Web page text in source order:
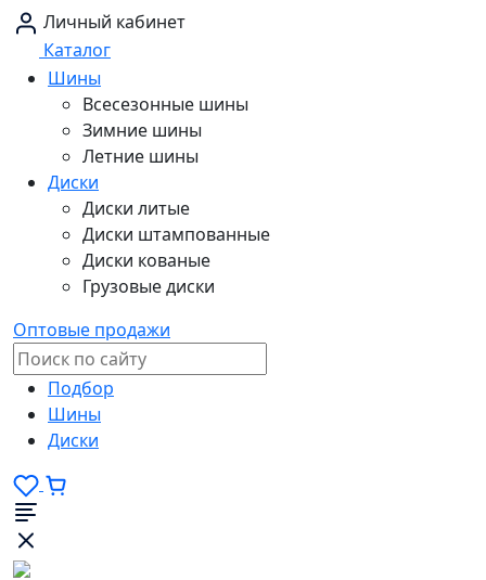
Личный кабинет
Каталог
Шины
Всесезонные шины
Зимние шины
Летние шины
Диски
Диски литые
Диски штампованные
Диски кованые
Грузовые диски
Оптовые продажи
Подбор
Шины
Диски